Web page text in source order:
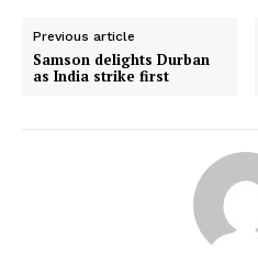
Previous article
Samson delights Durban
as India strike first